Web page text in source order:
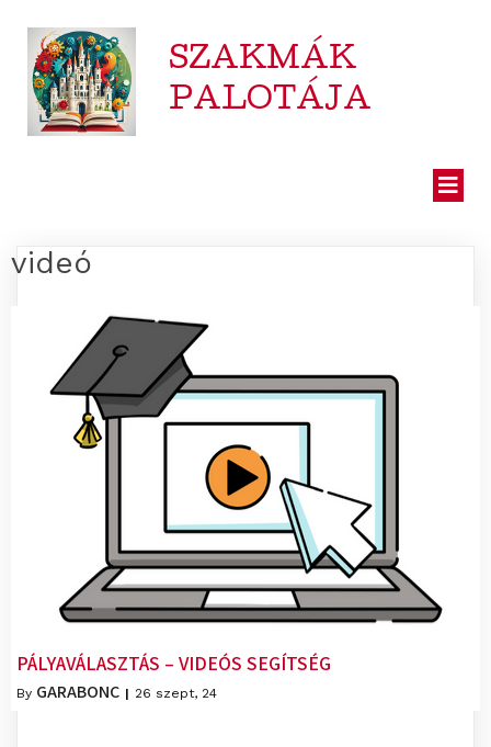
SZAKMÁK
PALOTÁJA
videó
PÁLYAVÁLASZTÁS – VIDEÓS SEGÍTSÉG
By GARABONC | 26 szept, 24